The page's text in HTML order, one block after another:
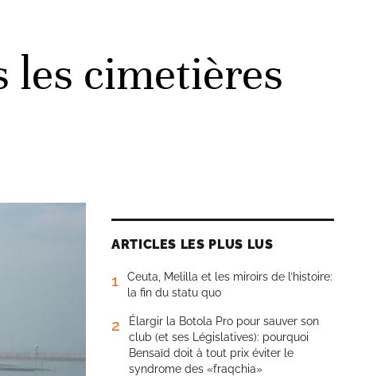
les cimetières
ARTICLES LES PLUS LUS
1
Ceuta, Melilla et les miroirs de l’histoire:
la fin du statu quo
2
Élargir la Botola Pro pour sauver son
club (et ses Législatives): pourquoi
Bensaïd doit à tout prix éviter le
syndrome des «fraqchia»